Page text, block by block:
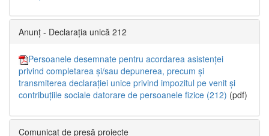
Anunț - Declarația unică 212
Persoanele desemnate pentru acordarea asistenței
privind completarea și/sau depunerea, precum și
transmiterea declarației unice privind impozitul pe venit și
contribuțiile sociale datorare de persoanele fizice (212) (pdf)
Comunicat de presă proiecte